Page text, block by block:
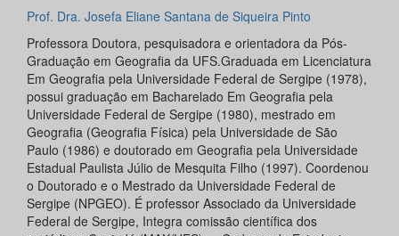
Prof. Dra. Josefa Eliane Santana de Siqueira Pinto
Professora Doutora, pesquisadora e orientadora da Pós-
Graduação em Geografia da UFS.Graduada em Licenciatura
Em Geografia pela Universidade Federal de Sergipe (1978),
possui graduação em Bacharelado Em Geografia pela
Universidade Federal de Sergipe (1980), mestrado em
Geografia (Geografia Física) pela Universidade de São
Paulo (1986) e doutorado em Geografia pela Universidade
Estadual Paulista Júlio de Mesquita Filho (1997). Coordenou
o Doutorado e o Mestrado da Universidade Federal de
Sergipe (NPGEO). É professor Associado da Universidade
Federal de Sergipe, Integra comissão científica dos